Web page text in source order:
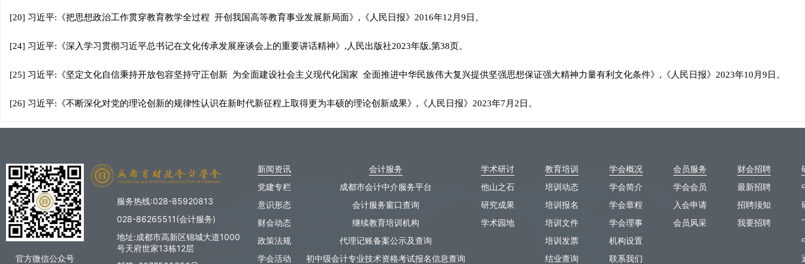
[20] 习近平:《把思想政治工作贯穿教育教学全过程 开创我国高等教育事业发展新局面》,《人民日报》2016年12月9日。
[24] 习近平:《深入学习贯彻习近平总书记在文化传承发展座谈会上的重要讲话精神》,人民出版社2023年版,第38页。
[25] 习近平:《坚定文化自信秉持开放包容坚持守正创新 为全面建设社会主义现代化国家 全面推进中华民族伟大复兴提供坚强思想保证强大精神力量有利文化条件》,《人民日报》2023年10月9日。
[26] 习近平:《不断深化对党的理论创新的规律性认识在新时代新征程上取得更为丰硕的理论创新成果》,《人民日报》2023年7月2日。
官方微信公众号
服务热线:028-85920813
028-86265511(会计服务)
地址:成都市高新区锦城大道1000
号天府世家13栋12层
新闻资讯
党建专栏
意识形态
财会动态
政策法规
学会活动
会计服务
成都市会计中介服务平台
会计服务窗口查询
继续教育培训机构
代理记账备案公示及查询
初中级会计专业技术资格考试报名信息查询
学术研讨
他山之石
研究成果
学术园地
教育培训
培训动态
培训报名
培训文件
培训发票
结业查询
学会概况
学会简介
学会章程
学会理事
机构设置
联系我们
会员服务
学会会员
入会申请
会员风采
财会招聘
最新招聘
招聘须知
我要招聘